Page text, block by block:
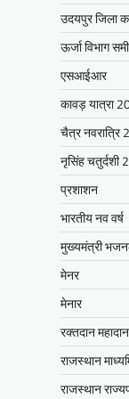
उदयपुर जिला
ऊर्जा विभाग
एसआईआर
कावड़ यात्रा
चैत्र नवरात्रि
नृसिंह चतुर्दशी
प्रशाशन
भारतीय नव वर्ष
मुख्यमंत्री
मेनर
मेनार
रक्तदान
राजस्थान
राजस्थान